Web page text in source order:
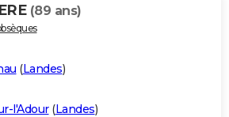
(89 ans)
(Landes)
l'Adour(Landes)